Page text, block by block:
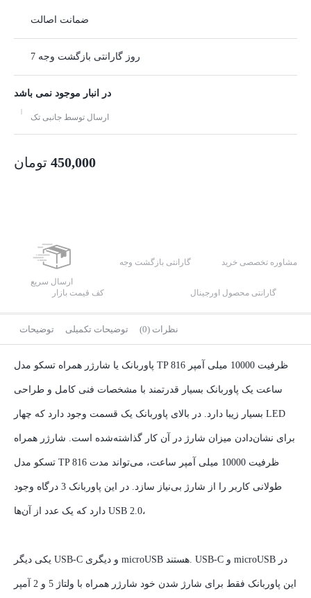
ضمانت اصالت
7 روز گارانتی بازگشت وجه
در انبار موجود نمی باشد
ارسال توسط جانبی تک
450,000 تومان
ارسال سریع
گارانتی بازگشت وجه مشاوره تخصصی خرید
کف قیمت بازار گارانتی محصول اورجینال
توضیحات توضیحات تکمیلی نظرات (0)
پاوربانک یا شارژر همراه تسکو مدل TP 816 ظرفیت 10000 میلی آمپر
ساعت یک پاوربانک بسیار قدرتمند با مشخصات فنی کامل و طراحی
بسیار زیبا دارد. در بالای پاوربانک یک قسمت وجود دارد که چهار LED
برای نشان‌دادن میزان شارژ در آن کار گذاشته‌شده است. شارژر همراه
تسکو مدل TP 816 ظرفیت 10000 میلی آمپر ساعت، می‌تواند مدت
طولانی کاربر را از شارژ بی‌نیاز سازد. در این پاوربانک 3 درگاه وجود
دارد که یک عدد از آن‌ها USB 2.0،
یکی دیگر USB-C و دیگری microUSB هستند. USB-C و microUSB در
این پاوربانک فقط برای شارژ شدن خود شارژر همراه با ولتاژ 5 و 2 آمپر